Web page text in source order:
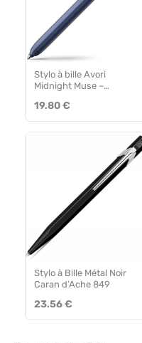
Stylo à bille Avori
Midnight Muse –
19.80 €
Stylo à Bille Métal Noir
Caran d’Ache 849
23.56 €